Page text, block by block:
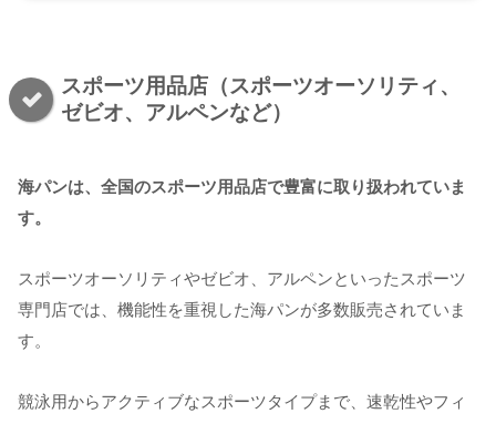
スポーツ用品店（スポーツオーソリティ、
ゼビオ、アルペンなど）
海パンは、全国のスポーツ用品店で豊富に取り扱われていま
す。
スポーツオーソリティやゼビオ、アルペンといったスポーツ
専門店では、機能性を重視した海パンが多数販売されていま
す。
競泳用からアクティブなスポーツタイプまで、速乾性やフィ